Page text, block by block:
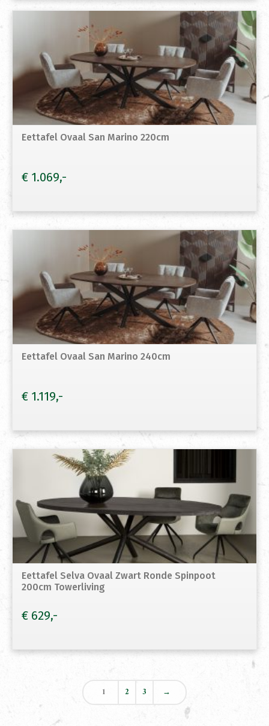
Eettafel Ovaal San Marino 220cm
€ 1.069
Eettafel Ovaal San Marino 240cm
€ 1.119
Eettafel Selva Ovaal Zwart Ronde Spinpoot
200cm Towerliving
€ 629
1 2 3 →